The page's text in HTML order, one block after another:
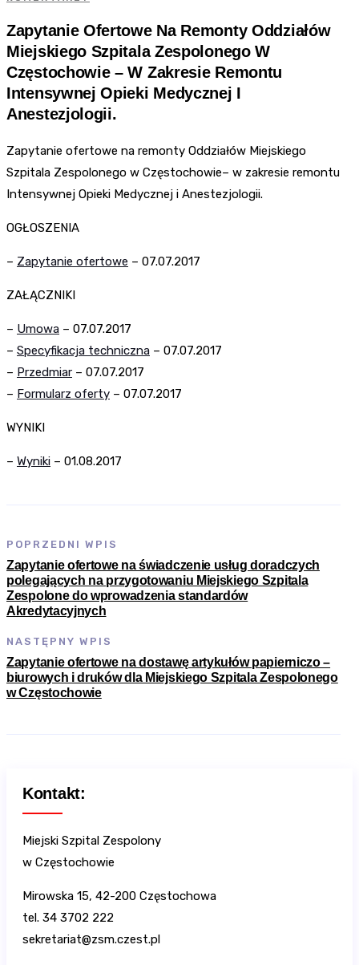
Zapytanie Ofertowe Na Remonty Oddziałów
Miejskiego Szpitala Zespolonego W
Częstochowie – W Zakresie Remontu
Intensywnej Opieki Medycznej I
Anestezjologii.
Zapytanie ofertowe na remonty Oddziałów Miejskiego
Szpitala Zespolonego w Częstochowie– w zakresie remontu
Intensywnej Opieki Medycznej i Anestezjologii.
OGŁOSZENIA
– Zapytanie ofertowe – 07.07.2017
ZAŁĄCZNIKI
– Umowa – 07.07.2017
– Specyfikacja techniczna – 07.07.2017
– Przedmiar – 07.07.2017
– Formularz oferty – 07.07.2017
WYNIKI
– Wyniki – 01.08.2017
POPRZEDNI WPIS
Zapytanie ofertowe na świadczenie usług doradczych
polegających na przygotowaniu Miejskiego Szpitala
Zespolone do wprowadzenia standardów
Akredytacyjnych
NASTĘPNY WPIS
Zapytanie ofertowe na dostawę artykułów papierniczo –
biurowych i druków dla Miejskiego Szpitala Zespolonego
w Częstochowie
Kontakt:
Miejski Szpital Zespolony
w Częstochowie
Mirowska 15, 42-200 Częstochowa
tel. 34 3702 222
sekretariat@zsm.czest.pl